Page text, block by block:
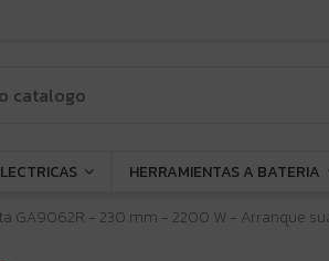
HERRAMIENTAS A BATERIA
GA9062R - 230 mm - 2200 W - Arranque